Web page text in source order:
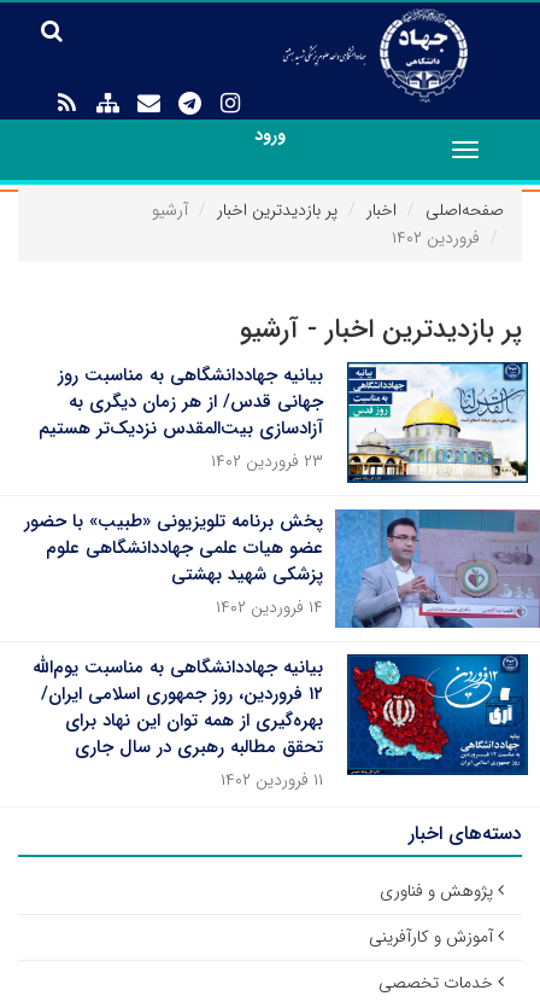
ورود
Toggle
navigation
صفحه‌اصلی
اخبار پر بازدیدترین اخبار
آرشیو
فروردین ۱۴۰۲
پر بازدیدترین اخبار - آرشیو
بیانیه جهاددانشگاهی به مناسبت روز
جهانی قدس/ از هر زمان دیگری به
آزادسازی بیت‌المقدس نزدیک‌تر هستیم
۲۳ فروردین ۱۴۰۲
پخش برنامه تلویزیونی «طبیب» با حضور
عضو هیات علمی جهاددانشگاهی علوم
پزشکی شهید بهشتی
۱۴ فروردین ۱۴۰۲
بیانیه جهاددانشگاهی به مناسبت یوم‌الله
۱۲ فروردین، روز جمهوری اسلامی ایران/
بهره‌گیری از همه توان این نهاد برای
تحقق مطالبه رهبری در سال جاری
۱۱ فروردین ۱۴۰۲
دسته‌های اخبار
پژوهش و فناوری
آموزش و کارآفرینی
خدمات تخصصی